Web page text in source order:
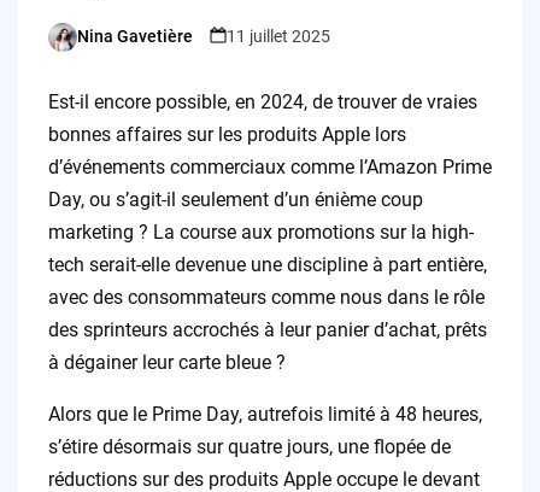
Posted
Nina Gavetière 11 juillet 2025
Est-il encore possible, en 2024, de trouver de vraies
bonnes affaires sur les produits Apple lors
d’événements commerciaux comme l’Amazon Prime
Day, ou s’agit-il seulement d’un énième coup
marketing ? La course aux promotions sur la high-
tech serait-elle devenue une discipline à part entière,
avec des consommateurs comme nous dans le rôle
des sprinteurs accrochés à leur panier d’achat, prêts
à dégainer leur carte bleue ?
Alors que le Prime Day, autrefois limité à 48 heures,
s’étire désormais sur quatre jours, une flopée de
réductions sur des produits Apple occupe le devant